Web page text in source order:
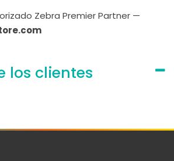
Zebra Premier Partner —
los clientes